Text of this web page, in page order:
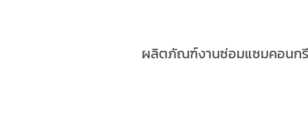
ผลิตภัณฑ์งานซ่อมแซมคอนกรี